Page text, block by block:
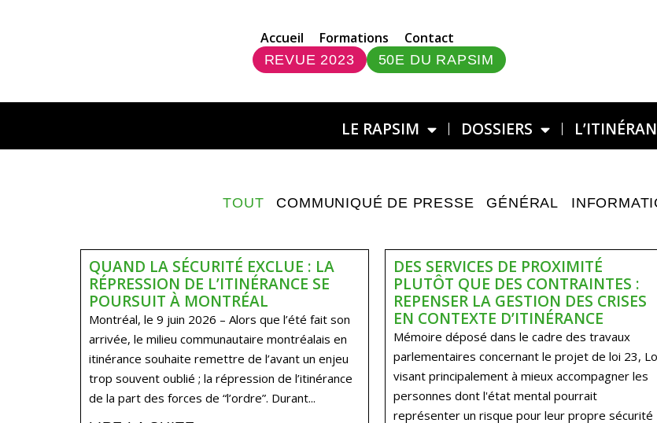
Accueil Formations Contact
REVUE 2023 50E DU RAPSIM
LE RAPSIM DOSSIERS
COMMUNIQUÉ DE PRESSE GÉNÉRAL
TOUT
QUAND LA SÉCURITÉ EXCLUE : LA
RÉPRESSION DE L’ITINÉRANCE SE
POURSUIT À MONTRÉAL
Montréal, le 9 juin 2026 – Alors que l’été fait son
arrivée, le milieu communautaire montréalais en
itinérance souhaite remettre de l’avant un enjeu
trop souvent oublié ; la répression de l’itinérance
de la part des forces de “l’ordre”. Durant...
DES SERVICES DE PROXIMITÉ
PLUTÔT QUE DES CONTRAINTES :
REPENSER LA GESTION DES CRISES
EN CONTEXTE D’ITINÉRANCE
Mémoire déposé dans le cadre des travaux
parlementaires concernant le projet de loi 23,
visant principalement à mieux accompagner les
personnes dont l'état mental pourrait
représenter un risque pour leur propre sécurité